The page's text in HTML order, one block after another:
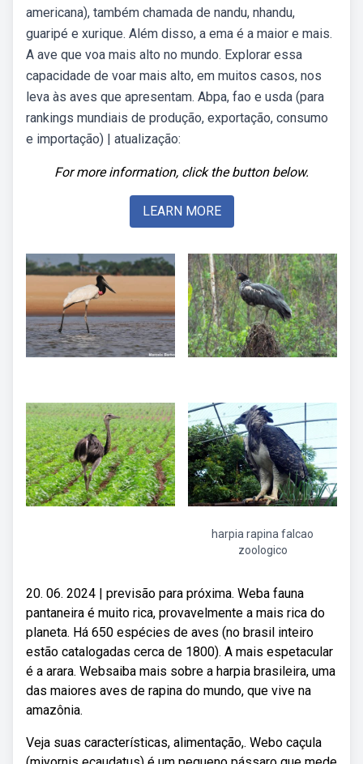
americana), também chamada de nandu, nhandu,
guaripé e xurique. Além disso, a ema é a maior e mais.
A ave que voa mais alto no mundo. Explorar essa
capacidade de voar mais alto, em muitos casos, nos
leva às aves que apresentam. Abpa, fao e usda (para
rankings mundiais de produção, exportação, consumo
e importação) | atualização:
For more information, click the button below.
LEARN MORE
harpia rapina falcao
zoologico
20. 06. 2024 | previsão para próxima. Weba fauna
pantaneira é muito rica, provavelmente a mais rica do
planeta. Há 650 espécies de aves (no brasil inteiro
estão catalogadas cerca de 1800). A mais espetacular
é a arara. Websaiba mais sobre a harpia brasileira, uma
das maiores aves de rapina do mundo, que vive na
amazônia.
Veja suas características, alimentação,. Webo caçula